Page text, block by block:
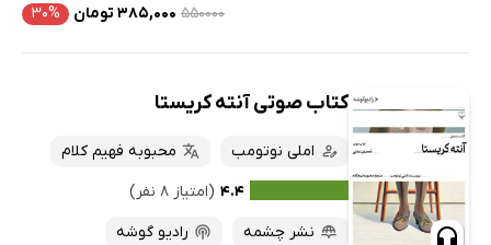
۵۵۰۰۰۰ ۳۸۵,۰۰۰ تومان ۳۰%
کتاب صوتی آنته کریستا
املی نوتومب
محبوبه فهیم کلام
۴.۴ (امتیاز ۸ نفر)
نشر چشمه
رادیو گوشه